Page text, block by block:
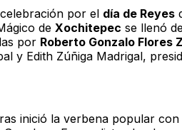
por el día de Reyes
de Xochitepec se llenó
por Roberto Gonzalo Flores
y Edith Zúñiga Madrigal,
inició la verbena popular